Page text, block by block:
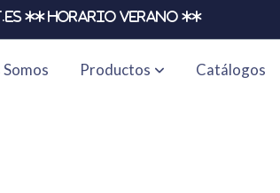
HORARIO VERANO **
Productos Catálogos